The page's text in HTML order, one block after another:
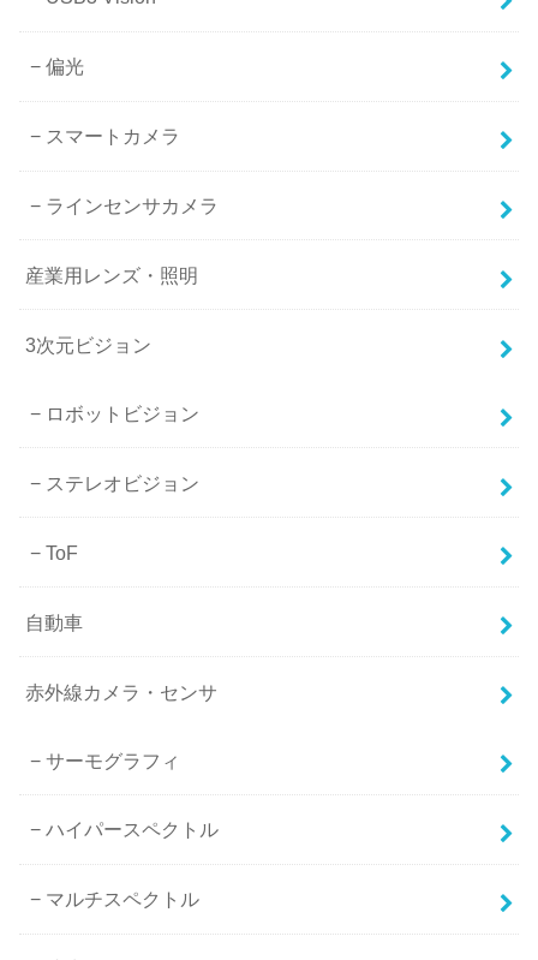
偏光
スマートカメラ
ラインセンサカメラ
産業用レンズ・照明
3次元ビジョン
ロボットビジョン
ステレオビジョン
ToF
自動車
赤外線カメラ・センサ
サーモグラフィ
ハイパースペクトル
マルチスペクトル